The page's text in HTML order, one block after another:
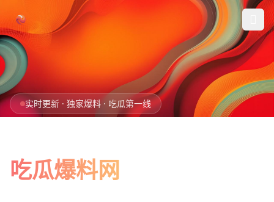
首页
今日爆料
实时更新 · 独家爆料 · 吃瓜第一线
吃瓜爆料网